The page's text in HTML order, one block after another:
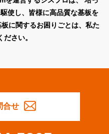
使し、皆様に高品質な基板を
に関するお困りごとは、私た
ださい。
合せ